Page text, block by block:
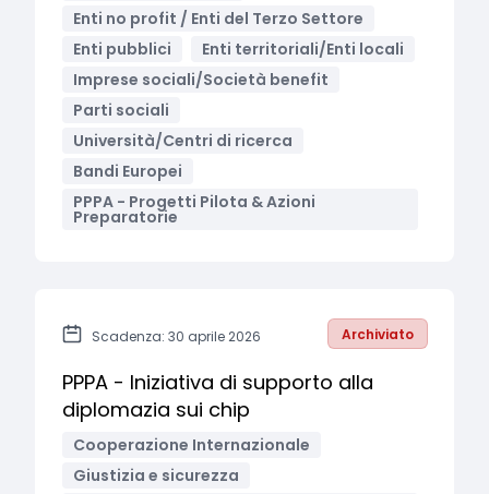
Enti no profit / Enti del Terzo Settore
Enti pubblici
Enti territoriali/Enti locali
Imprese sociali/Società benefit
Parti sociali
Università/Centri di ricerca
Bandi Europei
PPPA - Progetti Pilota & Azioni
Preparatorie
Scadenza: 30 aprile 2026 Archiviato
PPPA - Iniziativa di supporto alla
diplomazia sui chip
Cooperazione Internazionale
Giustizia e sicurezza